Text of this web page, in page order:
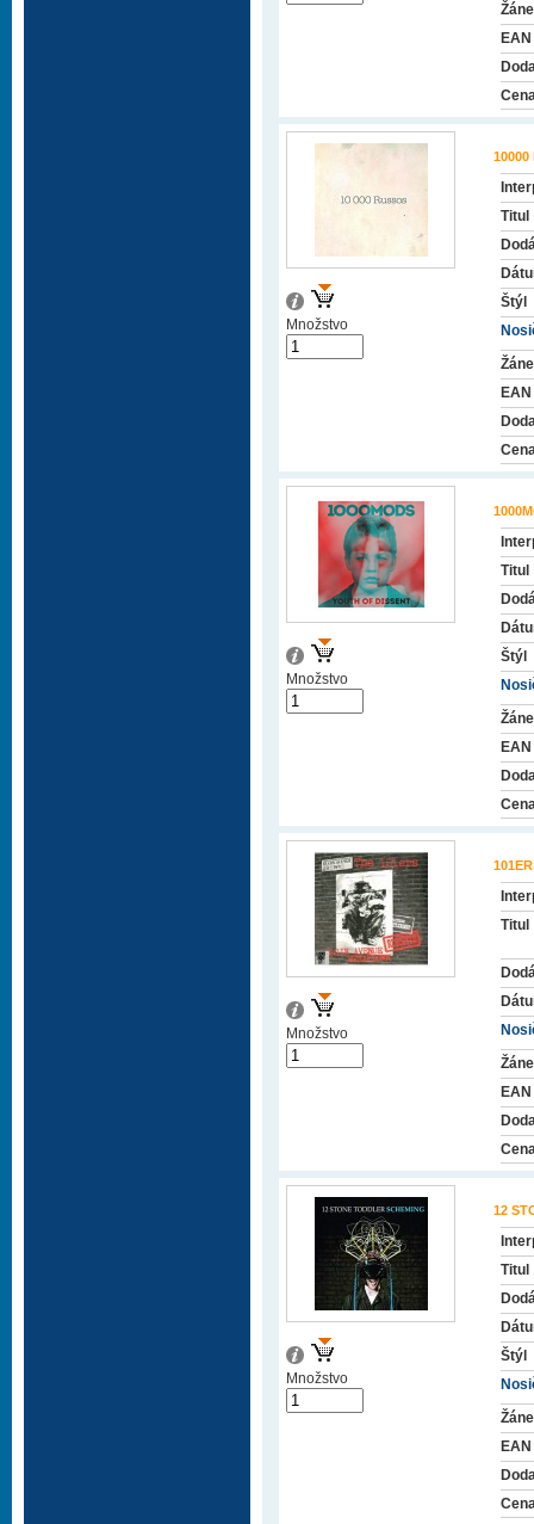
EAN
10000
Titul
Štýl
EAN
Množstvo
Titul
Štýl
EAN
Množstvo
Titul
EAN
Množstvo
12
Titul
Štýl
EAN
Množstvo